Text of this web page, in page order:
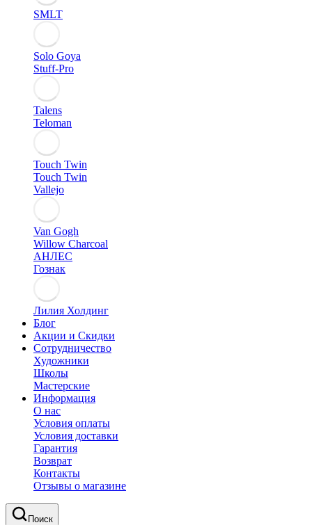
SMLT
Solo Goya
Stuff-Pro
Talens
Teloman
Touch Twin
Touch Twin
Vallejo
Van Gogh
Willow Charcoal
АНЛЕС
Гознак
Лилия Холдинг
Блог
Акции и Скидки
Сотрудничество
Художники
Школы
Мастерские
Информация
О нас
Условия оплаты
Условия доставки
Гарантия
Возврат
Контакты
Отзывы о магазине
Поиск